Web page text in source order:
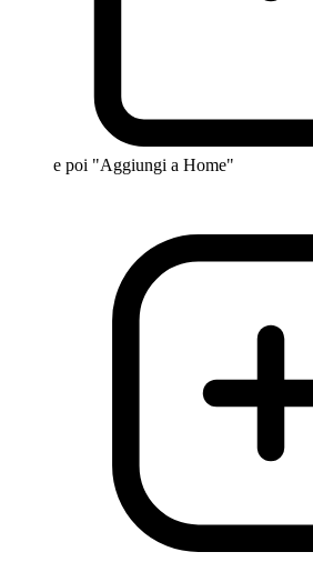
e poi "Aggiungi a Home"